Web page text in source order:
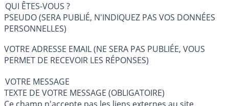
QUI ÊTES-VOUS ?
PSEUDO (SERA PUBLIÉ, N'INDIQUEZ PAS VOS DONNÉES
PERSONNELLES)
VOTRE ADRESSE EMAIL (NE SERA PAS PUBLIÉE, VOUS
PERMET DE RECEVOIR LES RÉPONSES)
VOTRE MESSAGE
TEXTE DE VOTRE MESSAGE (OBLIGATOIRE)